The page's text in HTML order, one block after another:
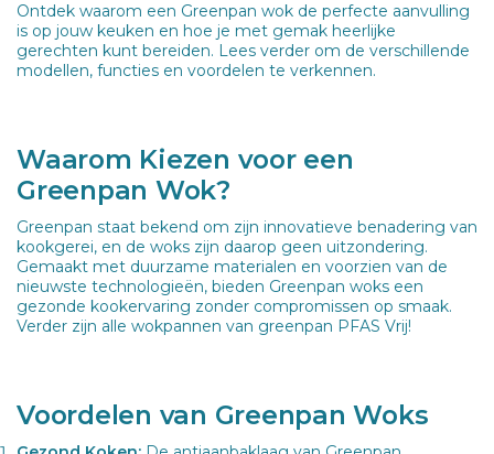
Ontdek waarom een Greenpan wok de perfecte aanvulling
is op jouw keuken en hoe je met gemak heerlijke
gerechten kunt bereiden. Lees verder om de verschillende
modellen, functies en voordelen te verkennen.
Waarom Kiezen voor een
Greenpan Wok?
Greenpan staat bekend om zijn innovatieve benadering van
kookgerei, en de woks zijn daarop geen uitzondering.
Gemaakt met duurzame materialen en voorzien van de
nieuwste technologieën, bieden Greenpan woks een
gezonde kookervaring zonder compromissen op smaak.
Verder zijn alle wokpannen van greenpan PFAS Vrij!
Voordelen van Greenpan Woks